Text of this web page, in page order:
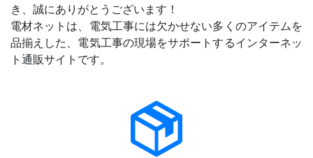
き、誠にありがとうございます！
電材ネットは、電気工事には欠かせない多くのアイテムを
品揃えした、電気工事の現場をサポートするインターネッ
ト通販サイトです。